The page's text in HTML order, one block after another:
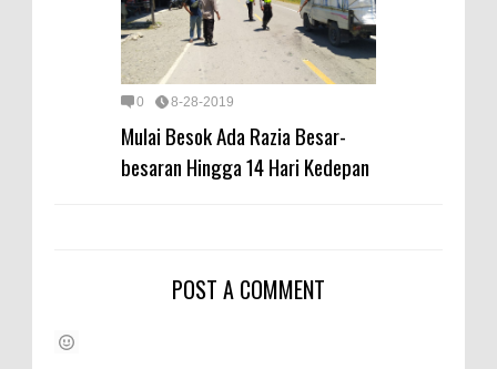
0 8-28-2019
Mulai Besok Ada Razia Besar-
besaran Hingga 14 Hari Kedepan
POST A COMMENT